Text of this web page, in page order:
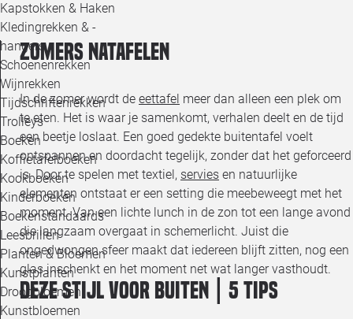
Kapstokken & Haken
Kledingrekken & -
hangers
Schoenenrekken
Wijnrekken
Tijdschriftenrekken
Trolleys
Boeken
Koffietafelboeken
Kookboeken
Kinderboeken
Boekenstandaards
Leesbrillen
Planten & Bloemen
Kunstplanten
Droogbloemen
Kunstbloemen
Zomers natafelen
In de zomer wordt de eettafel meer dan alleen een plek om
te eten. Het is waar je samenkomt, verhalen deelt en de tijd
een beetje loslaat. Een goed gedekte buitentafel voelt
ontspannen en doordacht tegelijk, zonder dat het geforceerd
is. Door te spelen met textiel, servies en natuurlijke
elementen ontstaat er een setting die meebeweegt met het
moment. Van een lichte lunch in de zon tot een lange avond
die langzaam overgaat in schemerlicht. Juist die
ongedwongen sfeer maakt dat iedereen blijft zitten, nog een
glas inschenkt en het moment net wat langer vasthoudt.
Deze stijl voor buiten | 5 tips